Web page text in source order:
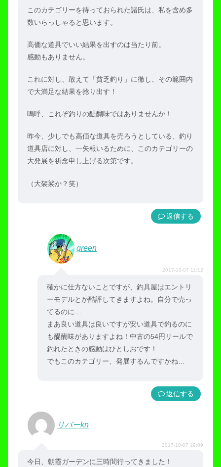
このカテゴリーを待っておられた諸氏は、私を含め多
数いらっしゃると思います。
高価な道具でいい結果を出すのは当たり前。
感動もありません。
これに対し、敢えて「貧乏釣り」に徹し、その範囲内
で大満足な結果を捻り出す！
嗚呼、これぞ釣りの醍醐味ではありませんか！
昨今、少しでも高価な道具を売ろうとしている、釣り
道具店に対し、一矢報いるために、このカテゴリーの
大発展を祈念申し上げる次第です。
（大袈裟か？笑）
返信
green
2017-10-07 11:12
確かに仕方ないことですが、釣具屋はエントリ
ーモデルとか酷評してきますよね。自分で売っ
てるのに…
まあ良い道具は良いですが安い道具で釣るのに
も醍醐味がありますよね！中古の54円リールで
釣れたときの感動はひとしおです！
でもこのカテゴリー、発展するんですかね…
返信
リバーkn
2017-10-07 19:09
今日、朝霞ガーデンに三時間行ってきました！